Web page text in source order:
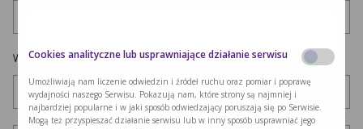
Witryna internetowa
Cookies analityczne lub usprawniające działanie serwisu
Umożliwiają nam liczenie odwiedzin i źródeł ruchu oraz pomiar i poprawę
wydajności naszego Serwisu. Pokazują nam, które strony są najmniej i
najbardziej popularne i w jaki sposób odwiedzający poruszają się po Serwisie.
Mogą też przyspieszać działanie serwisu lub w inny sposób usprawniać jego